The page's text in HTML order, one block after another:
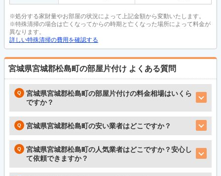
※処分する家財量やお部屋の状況によって上記金額から変動いたします。
※特殊清掃の場合は亡くなってからの時期と亡くなった場所によって料金が
異なります。
詳しい特殊清掃の費用を確認する
宮城県宮城郡松島町の部屋片付け よくある質問
宮城県宮城郡松島町の部屋片付けの料金相場はいくら
ですか？
宮城県宮城郡松島町の安い業者はどこですか？
宮城県宮城郡松島町の人気業者はどこですか？安心し
て依頼できますか？